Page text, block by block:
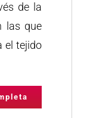
de la
las que
el tejido